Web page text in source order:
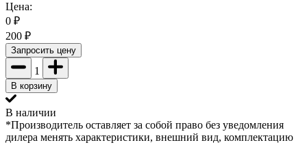
Цена:
0 ₽
200 ₽
Запросить цену
1
В корзину
В наличии
*Производитель оставляет за собой право без уведомления
дилера менять характеристики, внешний вид, комплектацию